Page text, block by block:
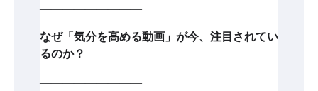
―――――――――
なぜ「気分を高める動画」が今、注目されてい
るのか？
―――――――――